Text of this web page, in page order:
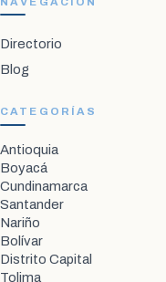
Directorio
Blog
CATEGORÍAS
Antioquia
Boyacá
Cundinamarca
Santander
Nariño
Bolívar
Distrito Capital
Tolima